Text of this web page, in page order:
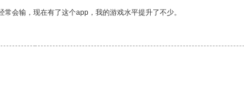
会输，现在有了这个app，我的游戏水平提升了不少。